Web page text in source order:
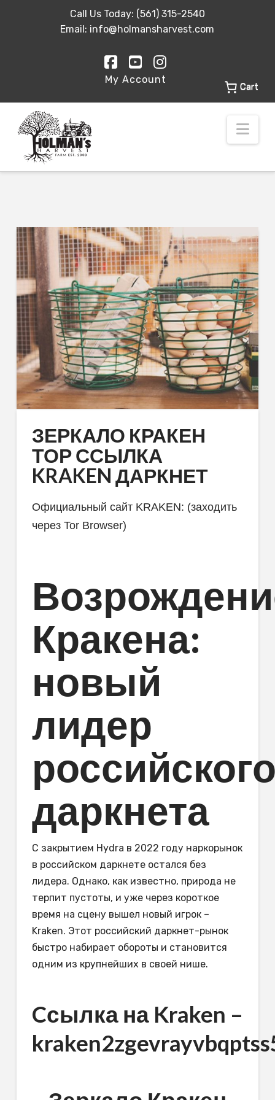
Call Us Today: (561) 315-2540
Email: info@holmansharvest.com
Facebook
YouTubeInstagram
Cart
My Account
ЗЕРКАЛО КРАКЕН
ТОР ССЫЛКА
KRAKEN ДАРКНЕТ
Официальный сайт KRAKEN: (заходить
через Tor Browser)
Кракена:
новый
лидер
даркнета
С закрытием Hydra в 2022 году наркорынок
в российском даркнете остался без
лидера. Однако, как известно, природа не
терпит пустоты, и уже через короткое
время на сцену вышел новый игрок –
Kraken. Этот российский даркнет-рынок
быстро набирает обороты и становится
одним из крупнейших в своей нише.
Cсылка на Kraken –